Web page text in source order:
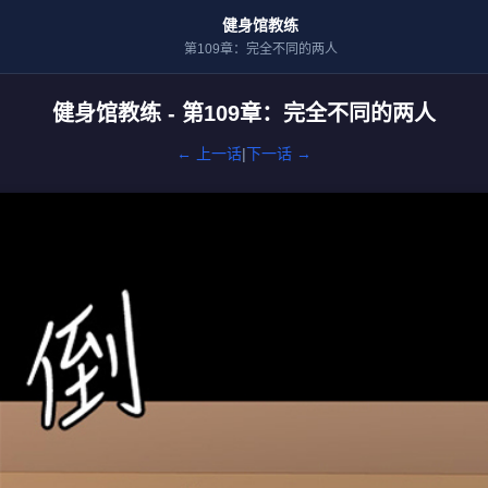
健身馆教练
第109章：完全不同的两人
健身馆教练 - 第109章：完全不同的两人
← 上一话|下一话 →